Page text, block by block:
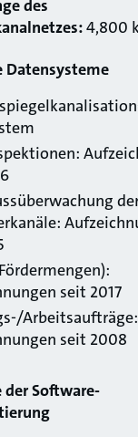
des
4,800
Datensysteme
seit 2017
Arbeitsaufträge:
seit 2008
Software-